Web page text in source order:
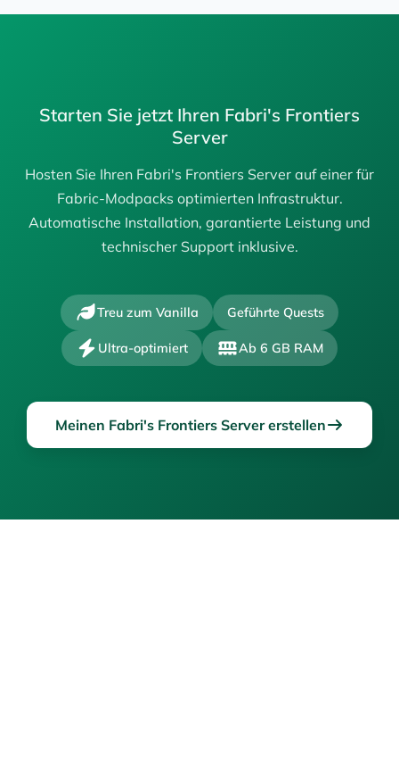
Starten Sie jetzt Ihren Fabri's Frontiers
Server
Hosten Sie Ihren Fabri's Frontiers Server auf einer für
Fabric-Modpacks optimierten Infrastruktur.
Automatische Installation, garantierte Leistung und
technischer Support inklusive.
Treu zum Vanilla Geführte Quests
Ultra-optimiert Ab 6 GB RAM
Meinen Fabri's Frontiers Server erstellen